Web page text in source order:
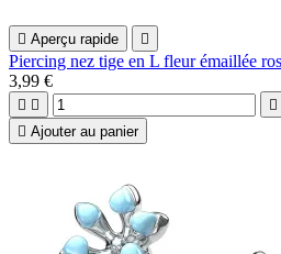
 Aperçu rapide 
Piercing nez tige en L fleur émaillée
3,99 €
  
 Ajouter au panier